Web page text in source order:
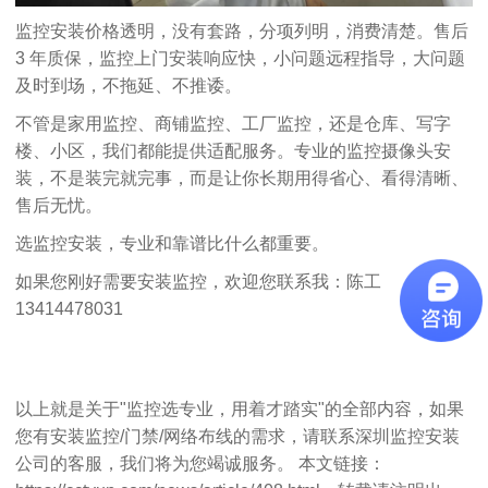
监控安装价格透明，没有套路，分项列明，消费清楚。售后
3 年质保，监控上门安装响应快，小问题远程指导，大问题
及时到场，不拖延、不推诿。
不管是家用监控、商铺监控、工厂监控，还是仓库、写字
楼、小区，我们都能提供适配服务。专业的监控摄像头安
装，不是装完就完事，而是让你长期用得省心、看得清晰、
售后无忧。
选监控安装，专业和靠谱比什么都重要。
如果您刚好需要安装监控，欢迎您联系我：陈工
13414478031
以上就是关于"监控选专业，用着才踏实"的全部内容，如果
您有安装监控/门禁/网络布线的需求，请联系深圳监控安装
公司 的客服，我们将为您竭诚服务。 本文链接：